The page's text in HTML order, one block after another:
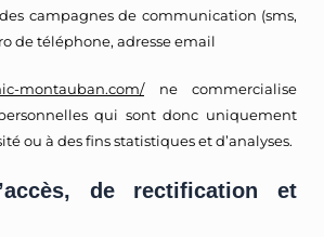
campagnes de communication (sms,
de téléphone, adresse email
montauban.com/ne commercialise
qui sont donc uniquement
ou à des fins statistiques et d’analyses.
de rectification et